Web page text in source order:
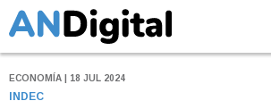
ECONOMÍA | 18 JUL 2024
INDEC